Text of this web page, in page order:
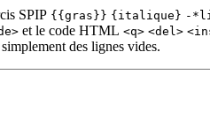
SPIP {{gras}} {italique} -
et le code HTML <q> <del>
des lignes vides.